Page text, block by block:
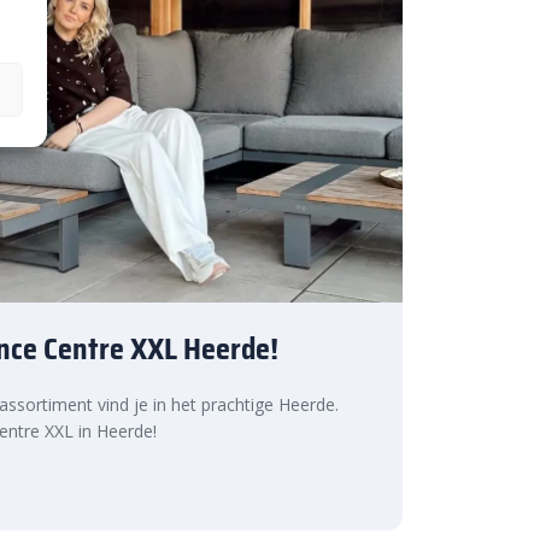
Centre XXL Heerde!
vind je in het prachtige Heerde.
XXL in Heerde!